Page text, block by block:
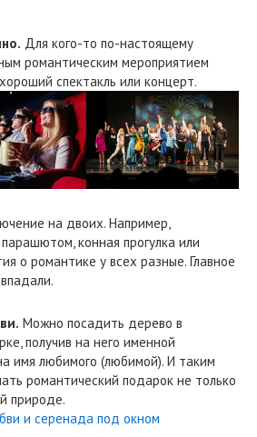
Для кого-то по-настоящему
романтическим мероприятием
спектакль или концерт.
на двоих. Например,
конная прогулка или
о романтике у всех разные. Главное
Можно посадить дерево в
получив на него именной
имя любимого (любимой). И таким
романтический подарок не только
природе.